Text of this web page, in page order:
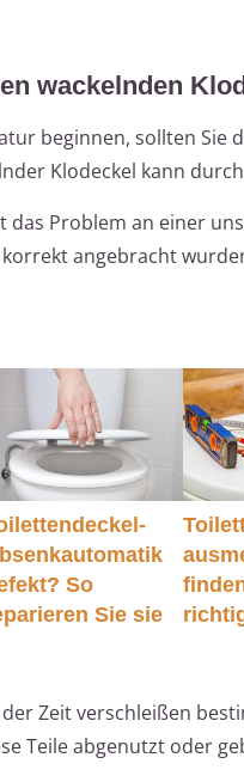
wackelnden
beginnen, sollten Sie
Klodeckel kann
das Problem an einer
angebracht
So
Sie sie
Zeit verschleißen
Teile abgenutzt oder